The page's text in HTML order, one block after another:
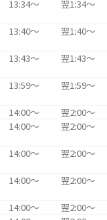
13:34〜
翌1:34〜
13:40〜
翌1:40〜
13:43〜
翌1:43〜
13:59〜
翌1:59〜
14:00〜
翌2:00〜
14:00〜
翌2:00〜
14:00〜
翌2:00〜
14:00〜
翌2:00〜
14:00〜
翌2:00〜